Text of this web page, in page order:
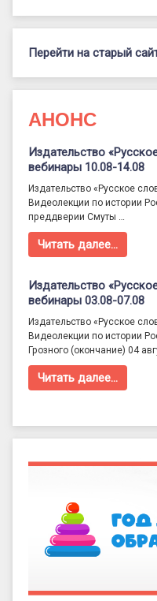
Перейти на старый
АНОНС
Издательство
вебинары 10.08-14.08
Издательство «Русское
Видеолекции по истории
преддверии Смуты …
Читать далее…
Издательство
вебинары 03.08-07.08
Издательство «Русское
Видеолекции по истории
Грозного (окончание) 04
Читать далее…